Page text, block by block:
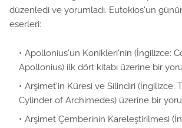
düzenledi ve yorumladı. Eutokios'un
eserleri:
Apollonius'un Konikleri'nin (İngilizce:
Apollonius) ilk dört kitabı üzerine bir
Arşimet'in Küresi ve Silindiri (İngilizce:
Cylinder of Archimedes) üzerine bir
Arşimet Çemberinin Kareleştirilmesi